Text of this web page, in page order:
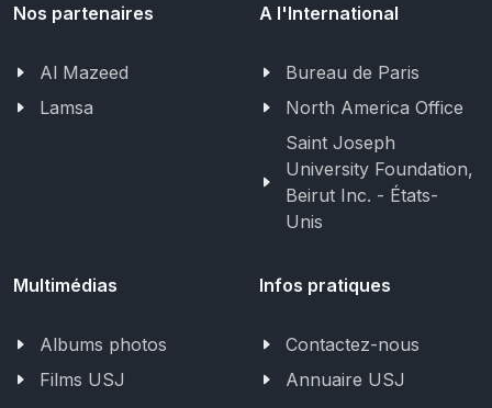
Nos partenaires
Al Mazeed
Lamsa
A l'International
Bureau de Paris
North America Office
Saint Joseph
University Foundation,
Beirut Inc. - États-
Unis
Multimédias
Albums photos
Films USJ
Infos pratiques
Contactez-nous
Annuaire USJ